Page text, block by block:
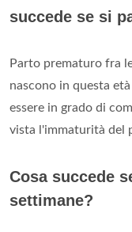
succede se si
Parto prematuro fra
nascono in questa
essere in grado di
vista l'immaturità del
Cosa succede
settimane?